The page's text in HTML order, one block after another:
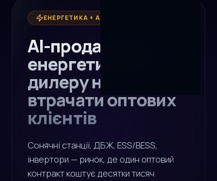
ЕНЕРГЕТИКА + AI
AI-продажі для
енергетики: як
дилеру не
втрачати оптових
клієнтів
Сонячні станції, ДБЖ, ESS/BESS,
інвертори — ринок, де один оптовий
контракт коштує десятки тисяч